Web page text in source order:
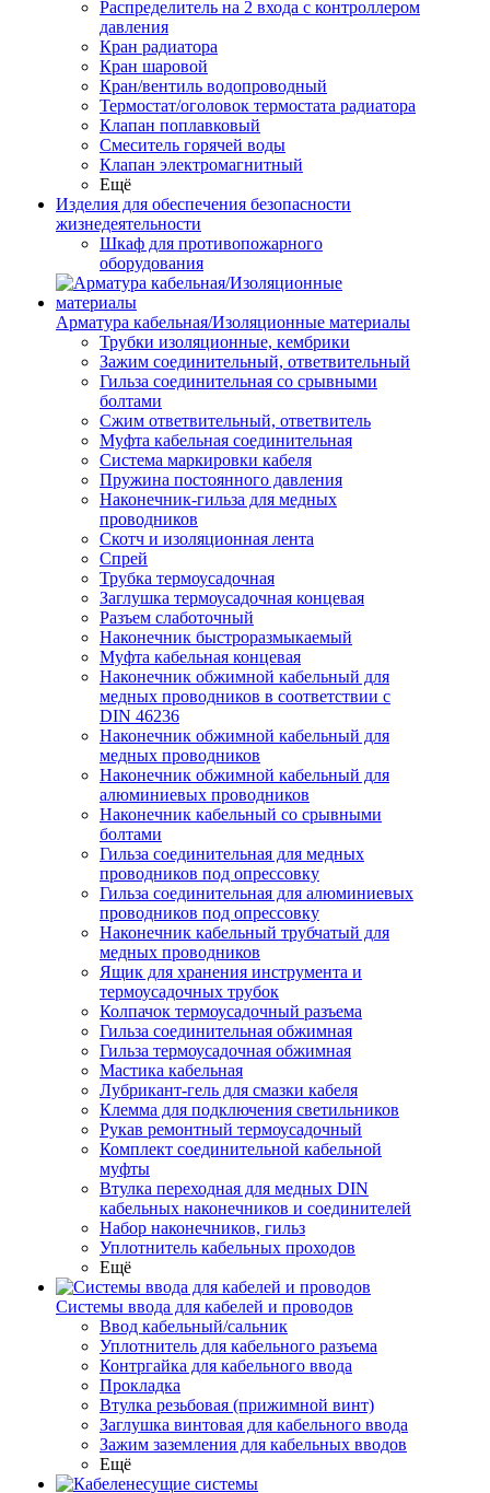
Распределитель на 2 входа с контроллером
давления
Кран радиатора
Кран шаровой
Кран/вентиль водопроводный
Термостат/оголовок термостата радиатора
Клапан поплавковый
Смеситель горячей воды
Клапан электромагнитный
Ещё
Изделия для обеспечения безопасности
жизнедеятельности
Шкаф для противопожарного
оборудования
Арматура кабельная/Изоляционные материалы
Трубки изоляционные, кембрики
Зажим соединительный, ответвительный
Гильза соединительная со срывными
болтами
Сжим ответвительный, ответвитель
Муфта кабельная соединительная
Система маркировки кабеля
Пружина постоянного давления
Наконечник-гильза для медных
проводников
Скотч и изоляционная лента
Спрей
Трубка термоусадочная
Заглушка термоусадочная концевая
Разъем слаботочный
Наконечник быстроразмыкаемый
Муфта кабельная концевая
Наконечник обжимной кабельный для
медных проводников в соответствии с
DIN 46236
Наконечник обжимной кабельный для
медных проводников
Наконечник обжимной кабельный для
алюминиевых проводников
Наконечник кабельный со срывными
болтами
Гильза соединительная для медных
проводников под опрессовку
Гильза соединительная для алюминиевых
проводников под опрессовку
Наконечник кабельный трубчатый для
медных проводников
Ящик для хранения инструмента и
термоусадочных трубок
Колпачок термоусадочный разъема
Гильза соединительная обжимная
Гильза термоусадочная обжимная
Мастика кабельная
Лубрикант-гель для смазки кабеля
Клемма для подключения светильников
Рукав ремонтный термоусадочный
Комплект соединительной кабельной
муфты
Втулка переходная для медных DIN
кабельных наконечников и соединителей
Набор наконечников, гильз
Уплотнитель кабельных проходов
Ещё
Системы ввода для кабелей и проводов
Ввод кабельный/сальник
Уплотнитель для кабельного разъема
Контргайка для кабельного ввода
Прокладка
Втулка резьбовая (прижимной винт)
Заглушка винтовая для кабельного ввода
Зажим заземления для кабельных вводов
Ещё